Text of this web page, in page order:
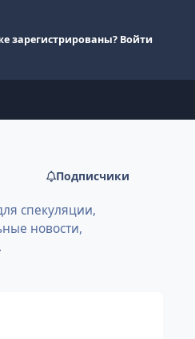
зарегистрированы? Войти
Подписчики
спекуляции,
новости,